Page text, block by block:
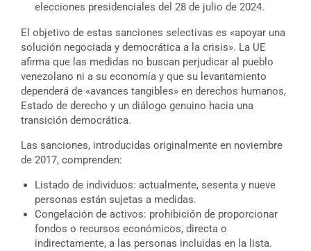
elecciones presidenciales del 28 de julio de 2024.
El objetivo de estas sanciones selectivas es «apoyar una
solución negociada y democrática a la crisis». La UE
afirma que las medidas no buscan perjudicar al pueblo
venezolano ni a su economía y que su levantamiento
dependerá de «avances tangibles» en derechos humanos,
Estado de derecho y un diálogo genuino hacia una
transición democrática.
Las sanciones, introducidas originalmente en noviembre
de 2017, comprenden:
Listado de individuos: actualmente, sesenta y nueve
personas están sujetas a medidas.
Congelación de activos: prohibición de proporcionar
fondos o recursos económicos, directa o
indirectamente, a las personas incluidas en la lista.